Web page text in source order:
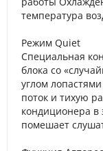
температура
Режим Quiet
Специальная
блока со
углом
поток и тихую
кондиционера
помешает